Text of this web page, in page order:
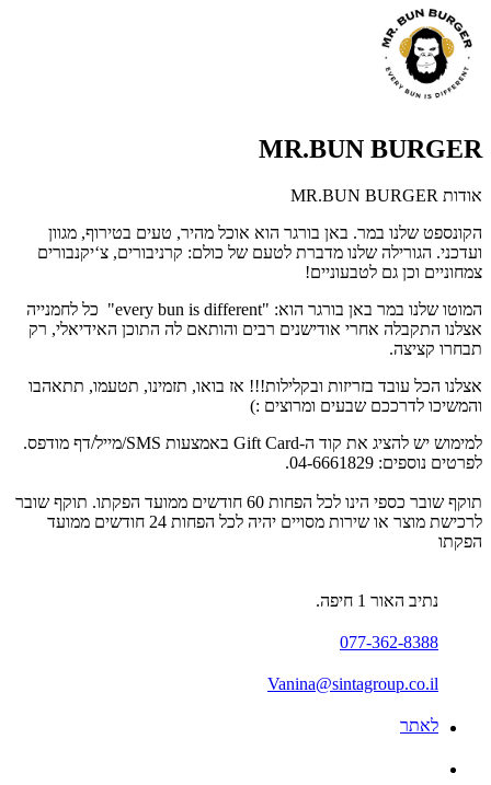
MR.BUN BURGER
אודות MR.BUN BURGER
הקונספט שלנו במר. באן בורגר הוא אוכל מהיר, טעים בטירוף, מגוון
ועדכני. הגורילה שלנו מדברת לטעם של כולם: קרניבורים, צ‘יקנבורים
צמחוניים וכן גם לטבעוניים!
המוטו שלנו במר באן בורגר הוא: "every bun is different" כל לחמנייה
אצלנו התקבלה אחרי אודישנים רבים והותאם לה התוכן האידיאלי, רק
תבחרו קציצה.
אצלנו הכל עובד בזריזות ובקלילות!!! אז בואו, תזמינו, תטעמו, תתאהבו
והמשיכו לדרככם שבעים ומרוצים :)
למימוש יש להציג את קוד ה-Gift Card באמצעות SMS/מייל/דף מודפס.
לפרטים נוספים: 04-6661829.
תוקף שובר כספי הינו לכל הפחות 60 חודשים ממועד הפקתו. תוקף שובר
לרכישת מוצר או שירות מסויים יהיה לכל הפחות 24 חודשים ממועד
הפקתו
נתיב האור 1 חיפה.
077-362-8388
Vanina@sintagroup.co.il
לאתר